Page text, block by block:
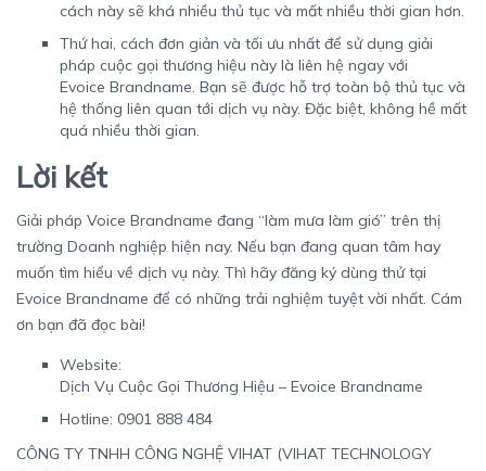
cách này sẽ khá nhiều thủ tục và mất nhiều thời gian hơn.
Thứ hai, cách đơn giản và tối ưu nhất để sử dụng giải
pháp cuộc gọi thương hiệu này là liên hệ ngay với
Evoice Brandname. Bạn sẽ được hỗ trợ toàn bộ thủ tục và
hệ thống liên quan tới dịch vụ này. Đặc biệt, không hề mất
quá nhiều thời gian.
Lời kết
Giải pháp Voice Brandname đang “làm mưa làm gió” trên thị
trường Doanh nghiệp hiện nay. Nếu bạn đang quan tâm hay
muốn tìm hiểu về dịch vụ này. Thì hãy đăng ký dùng thử tại
Evoice Brandname để có những trải nghiệm tuyệt vời nhất. Cám
ơn bạn đã đọc bài!
Website:
Dịch Vụ Cuộc Gọi Thương Hiệu – Evoice Brandname
Hotline: 0901 888 484
CÔNG TY TNHH CÔNG NGHỆ VIHAT (VIHAT TECHNOLOGY